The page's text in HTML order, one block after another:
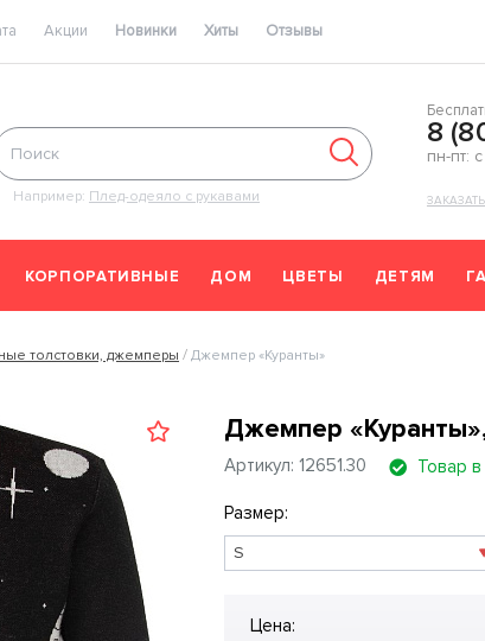
Акции Новинки Хиты Отзывы
Например: Плед-одеяло с рукавами
8
пн-пт:
КОРПОРАТИВНЫЕ ДОМ ЦВЕТЫ ДЕТЯМ
толстовки, джемперы Джемпер «Куранты»
Джемпер
Артикул: 12651.30 Товар в
Размер:
Цена: